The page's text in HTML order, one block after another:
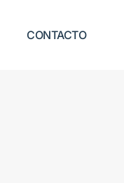
CONTACTO